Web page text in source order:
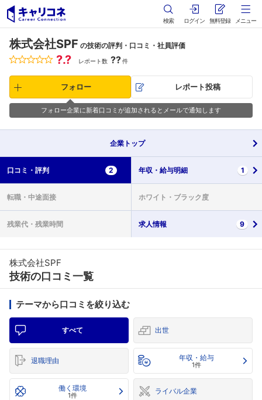
検索 ログイン 無料登録 メニュー
株式会社SPF の技術の評判・口コミ・社員評価
?.? レポート数 ??件
フォロー レポート投稿
フォロー企業に新着口コミが追加されるとメールで通知します
企業 トップ
口コミ・ 評判 2 年収・ 給与明細 1
転職・ 中途面接 ホワイト・ ブラック度
残業代・ 残業時間 求人情報 9
株式会社SPF
技術の口コミ一覧
テーマから口コミを絞り込む
すべて 出世
退職理由 年収・給与
1件
働く環境
1件 ライバル企業